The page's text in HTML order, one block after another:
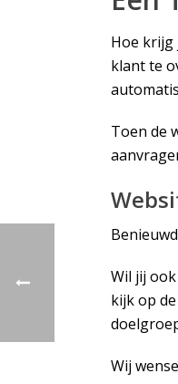
Hoe krijg
klant te
Toen de
Wil jij
kijk op de
Wij